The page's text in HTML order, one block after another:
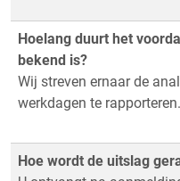
Hoelang duurt het
bekend is?
Wij streven ernaar de
werkdagen te rapporteren.
Hoe wordt de uitslag